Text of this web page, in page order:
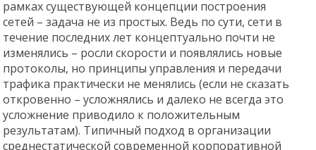
рамках существующей концепции построения
сетей – задача не из простых. Ведь по сути, сети в
течение последних лет концептуально почти не
изменялись – росли скорости и появлялись новые
протоколы, но принципы управления и передачи
трафика практически не менялись (если не сказать
откровенно – усложнялись и далеко не всегда это
усложнение приводило к положительным
результатам). Типичный подход в организации
среднестатической современной корпоративной